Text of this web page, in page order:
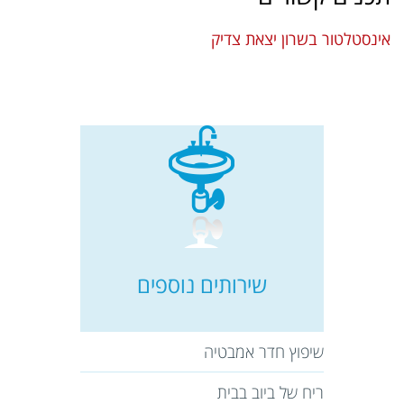
אינסטלטור בשרון יצאת צדיק
שירותים נוספים
שיפוץ חדר אמבטיה
ריח של ביוב בבית